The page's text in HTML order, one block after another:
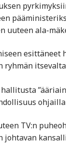
uuteen ala-
ryhmän
TV:n